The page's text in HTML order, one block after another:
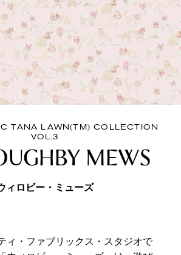
TANA LAWN(TM) COLLECTION
VOL.3
MEWS
ィロビー・ミューズ
ィ・ファブリックス・スタジオで